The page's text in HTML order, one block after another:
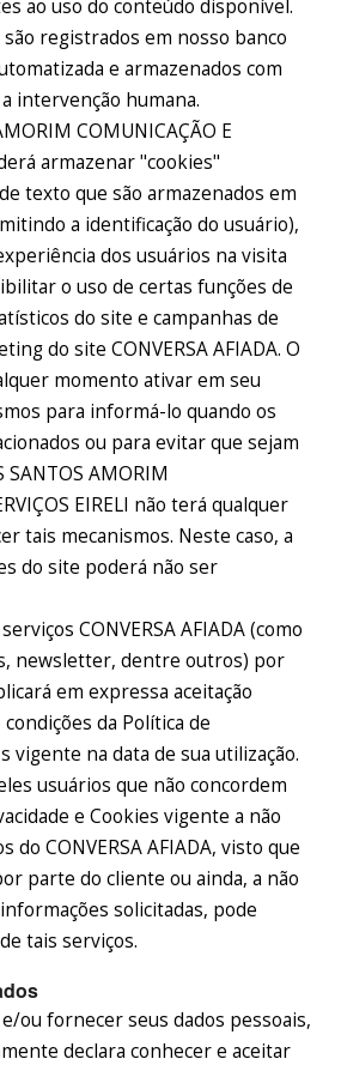
ao uso do conteúdo disponível.
registrados em nosso banco
e armazenados com
intervenção humana.
COMUNICAÇÃO E
armazenar "cookies"
texto que são armazenados em
a identificação do usuário),
dos usuários na visita
o uso de certas funções de
do site e campanhas de
do site CONVERSA AFIADA. O
momento ativar em seu
para informá-lo quando os
ou para evitar que sejam
SANTOS AMORIM
EIRELI não terá qualquer
tais mecanismos. Neste caso, a
do site poderá não ser
CONVERSA AFIADA (como
newsletter, dentre outros) por
em expressa aceitação
da Política de
vigente na data de sua utilização.
usuários que não concordem
e Cookies vigente a não
do CONVERSA AFIADA, visto que
parte do cliente ou ainda, a não
solicitadas, pode
tais serviços.
ou fornecer seus dados pessoais,
declara conhecer e aceitar